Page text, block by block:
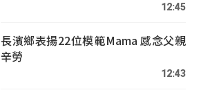
12:45
長濱鄉表揚22位模範Mama 感念父親
辛勞
12:43